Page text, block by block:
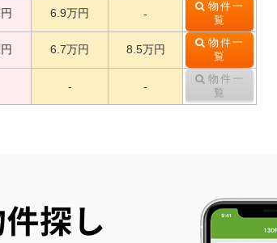
6.9万円 -
物件一
覧
6.7万円 8.5万円
物件一
覧
- -
物件一
覧